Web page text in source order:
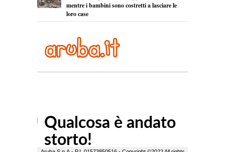
mentre i bambini sono costretti a lasciare le
loro case